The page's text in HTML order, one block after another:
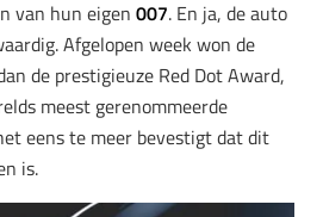
van hun eigen 007. En ja, de auto
Afgelopen week won de
de prestigieuze Red Dot Award,
meest gerenommeerde
eens te meer bevestigt dat dit
is.